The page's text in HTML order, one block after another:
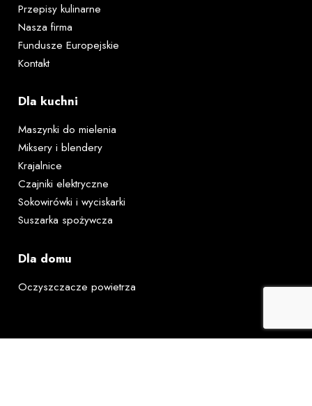
Przepisy kulinarne
Nasza firma
Fundusze Europejskie
Kontakt
Dla kuchni
Maszynki do mielenia
Miksery i blendery
Krajalnice
Czajniki elektryczne
Sokowirówki i wyciskarki
Suszarka spożywcza
Dla domu
Oczyszczacze powietrza